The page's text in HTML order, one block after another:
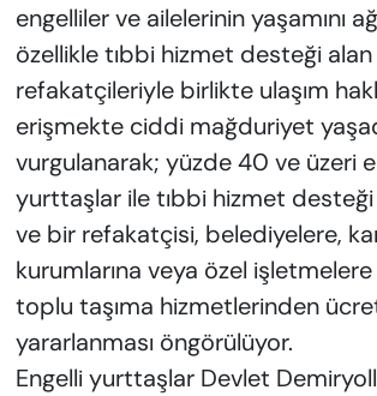
engelliler ve ailelerinin yaşamını
özellikle tıbbi hizmet desteği
refakatçileriyle birlikte ulaşım
erişmekte ciddi mağduriyet
vurgulanarak; yüzde 40 ve üzeri
yurttaşlar ile tıbbi hizmet desteği
ve bir refakatçisi, belediyelere,
kurumlarına veya özel
toplu taşıma hizmetlerinden
yararlanması öngörülüyor.
Engelli yurttaşlar Devlet